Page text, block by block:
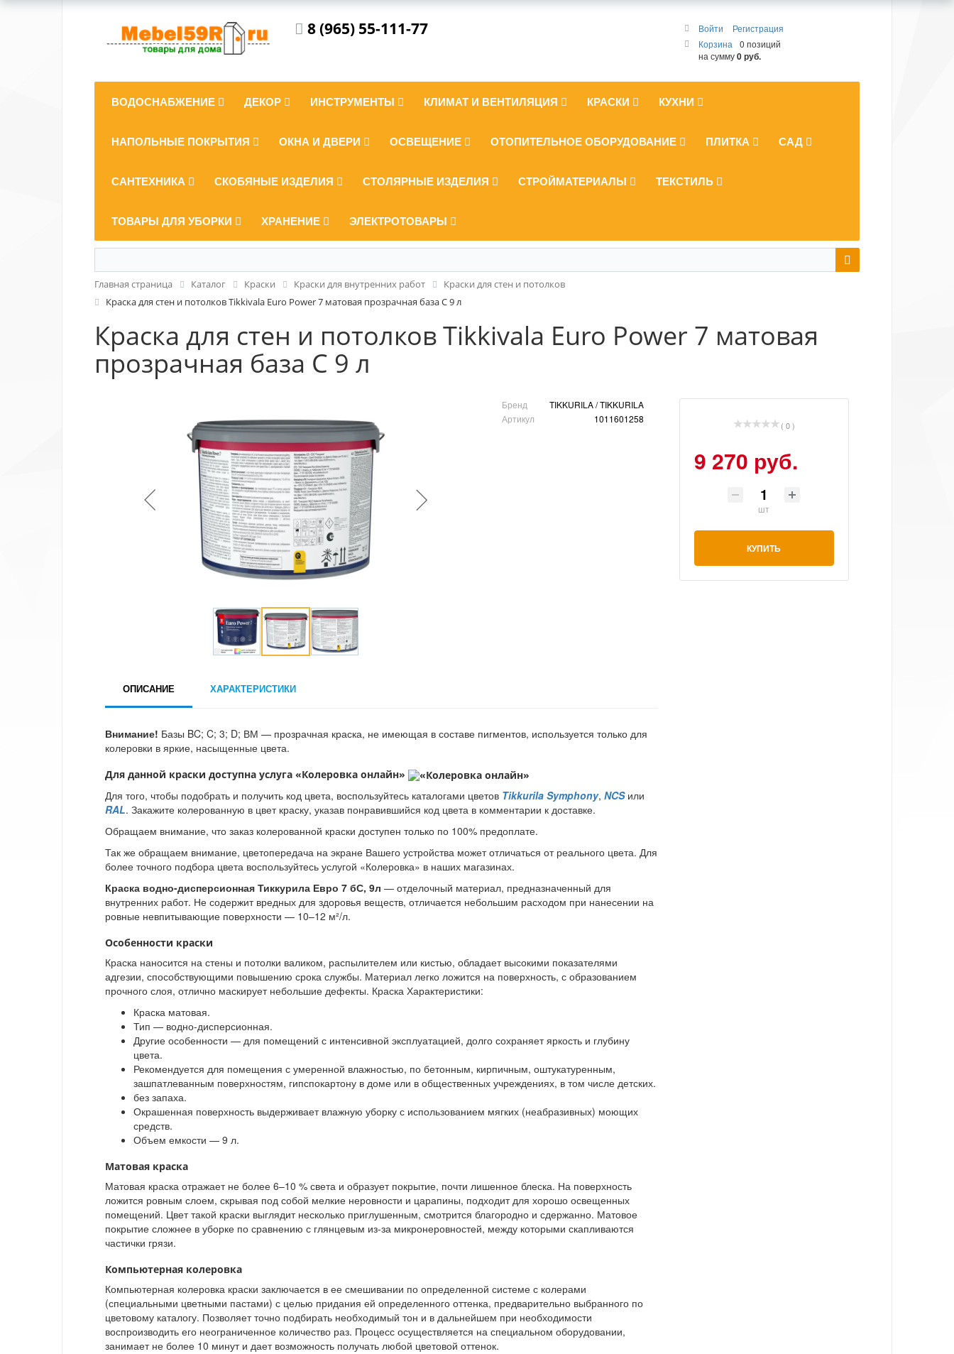
8 (965) 55-111-77 Войти
Регистрация
Корзина
0 позиций
на сумму0 руб.
ВОДОСНАБЖЕНИЕ ДЕКОР ИНСТРУМЕНТЫ КЛИМАТ И ВЕНТИЛЯЦИЯ КРАСКИ КУХНИ
НАПОЛЬНЫЕ ПОКРЫТИЯ ОКНА И ДВЕРИ ОСВЕЩЕНИЕ ОТОПИТЕЛЬНОЕ ОБОРУДОВАНИЕ ПЛИТКА САД
САНТЕХНИКА СКОБЯНЫЕ ИЗДЕЛИЯ СТОЛЯРНЫЕ ИЗДЕЛИЯ СТРОЙМАТЕРИАЛЫ ТЕКСТИЛЬ
ТОВАРЫ ДЛЯ УБОРКИ ХРАНЕНИЕ ЭЛЕКТРОТОВАРЫ
Главная страница Каталог Краски Краски для внутренних работ
Краски для стен и потолков
Краска для стен и потолков Tikkivala Euro Power 7 матовая прозрачная база С 9 л
Краска для стен и потолков Tikkivala Euro Power 7 матовая
прозрачная база С 9 л
Бренд
TIKKURILA / TIKKURILA
Артикул
1011601258
( 0 )
9 270 руб.
шт
КУПИТЬ
ОПИСАНИЕ ХАРАКТЕРИСТИКИ
Внимание! Базы BC; C; 3; D; ВМ — прозрачная краска, не имеющая в составе пигментов, используется только для
колеровки в яркие, насыщенные цвета.
Для данной краски доступна услуга «Колеровка онлайн»
Для того, чтобы подобрать и получить код цвета, воспользуйтесь каталогами цветов Tikkurila Symphony, NCSили
RAL. Закажите колерованную в цвет краску, указав понравившийся код цвета в комментарии к доставке.
Обращаем внимание, что заказ колерованной краски доступен только по 100% предоплате.
Так же обращаем внимание, цветопередача на экране Вашего устройства может отличаться от реального цвета. Для
более точного подбора цвета воспользуйтесь услугой «Колеровка» в наших магазинах.
Краска водно-дисперсионная Тиккурила Евро 7 бС, 9л — отделочный материал, предназначенный для
внутренних работ. Не содержит вредных для здоровья веществ, отличается небольшим расходом при нанесении на
ровные невпитывающие поверхности — 10–12 м²/л.
Особенности краски
Краска наносится на стены и потолки валиком, распылителем или кистью, обладает высокими показателями
адгезии, способствующими повышению срока службы. Материал легко ложится на поверхность, с образованием
прочного слоя, отлично маскирует небольшие дефекты. Краска Характеристики:
Краска матовая.
Тип — водно-дисперсионная.
Другие особенности — для помещений с интенсивной эксплуатацией, долго сохраняет яркость и глубину
цвета.
Рекомендуется для помещения с умеренной влажностью, по бетонным, кирпичным, оштукатуренным,
зашпатлеванным поверхностям, гипспокартону в доме или в общественных учреждениях, в том числе детских.
без запаха.
Окрашенная поверхность выдерживает влажную уборку с использованием мягких (неабразивных) моющих
средств.
Объем емкости — 9 л.
Матовая краска
Матовая краска отражает не более 6–10 % света и образует покрытие, почти лишенное блеска. На поверхность
ложится ровным слоем, скрывая под собой мелкие неровности и царапины, подходит для хорошо освещенных
помещений. Цвет такой краски выглядит несколько приглушенным, смотрится благородно и сдержанно. Матовое
покрытие сложнее в уборке по сравнению с глянцевым из-за микронеровностей, между которыми скапливаются
частички грязи.
Компьютерная колеровка
Компьютерная колеровка краски заключается в ее смешивании по определенной системе с колерами
(специальными цветными пастами) с целью придания ей определенного оттенка, предварительно выбранного по
цветовому каталогу. Позволяет точно подбирать необходимый тон и в дальнейшем при необходимости
воспроизводить его неограниченное количество раз. Процесс осуществляется на специальном оборудовании,
занимает не более 10 минут и дает возможность получать любой цветовой оттенок.